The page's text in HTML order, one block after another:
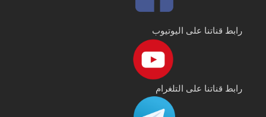
رابط قناتنا على اليوتيوب
رابط قناتنا على التلغرام